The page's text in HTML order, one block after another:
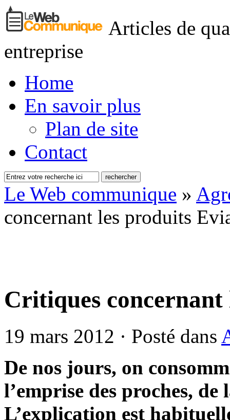
Articles de
entreprise
Home
En savoir plus
Plan de site
Contact
Le Web communique »
concernant les produits
Critiques
19 mars 2012 · Posté dans
De nos jours, on
l’emprise des proches,
L’explication est